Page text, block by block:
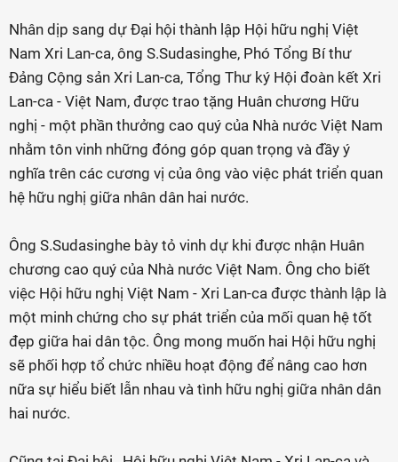
Nhân dịp sang dự Đại hội thành lập Hội hữu nghị Việt
Nam Xri Lan-ca, ông S.Sudasinghe, Phó Tổng Bí thư
Đảng Cộng sản Xri Lan-ca, Tổng Thư ký Hội đoàn kết Xri
Lan-ca - Việt Nam, được trao tặng Huân chương Hữu
nghị - một phần thưởng cao quý của Nhà nước Việt Nam
nhằm tôn vinh những đóng góp quan trọng và đầy ý
nghĩa trên các cương vị của ông vào việc phát triển quan
hệ hữu nghị giữa nhân dân hai nước.
Ông S.Sudasinghe bày tỏ vinh dự khi được nhận Huân
chương cao quý của Nhà nước Việt Nam. Ông cho biết
việc Hội hữu nghị Việt Nam - Xri Lan-ca được thành lập là
một minh chứng cho sự phát triển của mối quan hệ tốt
đẹp giữa hai dân tộc. Ông mong muốn hai Hội hữu nghị
sẽ phối hợp tổ chức nhiều hoạt động để nâng cao hơn
nữa sự hiểu biết lẫn nhau và tình hữu nghị giữa nhân dân
hai nước.